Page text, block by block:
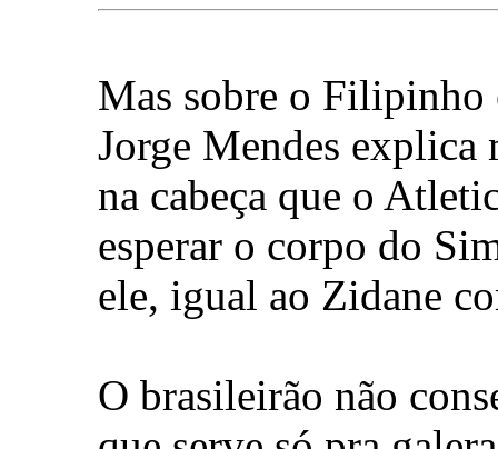
Mas sobre o Filipinho
Jorge Mendes
na cabeça que o
esperar o corpo do
ele, igual ao Zidane
O brasileirão não